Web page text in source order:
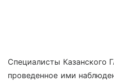
Специалисты Казанского
проведенное ими